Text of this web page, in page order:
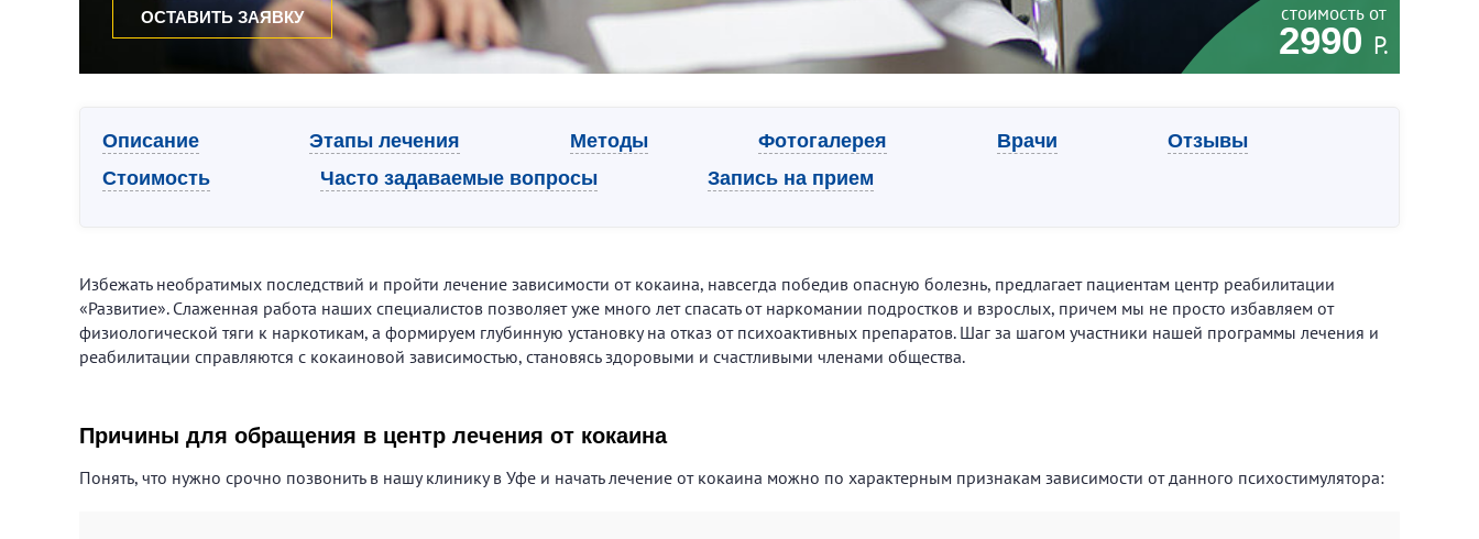
ОСТАВИТЬ ЗАЯВКУ стоимость от
2990 Р.
Описание Этапы лечения Методы Фотогалерея Врачи
Отзывы
Стоимость
Часто задаваемые вопросы Запись на прием
Избежать необратимых последствий и пройти лечение зависимости от кокаина, навсегда победив опасную болезнь, предлагает пациентам центр реабилитации
«Развитие». Слаженная работа наших специалистов позволяет уже много лет спасать от наркомании подростков и взрослых, причем мы не просто избавляем от
физиологической тяги к наркотикам, а формируем глубинную установку на отказ от психоактивных препаратов. Шаг за шагом участники нашей программы лечения и
реабилитации справляются с кокаиновой зависимостью, становясь здоровыми и счастливыми членами общества.
Причины для обращения в центр лечения от кокаина
Понять, что нужно срочно позвонить в нашу клинику в Уфе и начать лечение от кокаина можно по характерным признакам зависимости от данного психостимулятора: